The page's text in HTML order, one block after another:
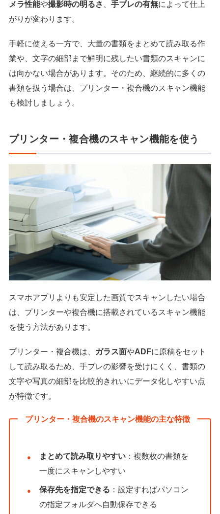
メラ性能や撮影時の明るさ 手ブレの有無によって仕上
がりが変わります。
手軽に使える一方で、大量の書類をまとめて読み取る作
業や、文字の細部まで鮮明に残したい書類のスキャンに
は向かない場合があります。そのため、継続的に多くの
書類を扱う場合は、プリンター・複合機のスキャン機能
も検討しましょう。
プリンター・複合機のスキャン機能を使う
スマホアプリよりも安定した画質でスキャンしたい場合
は、プリンターや複合機に搭載されているスキャン機能
を使う方法があります。
プリンター・複合機は、 ガラス面やADFに原稿をセット
して読み取るため、手ブレの影響を受けにくく、書類の
文字や写真の細部を比較的きれいにデータ化しやすい点
が特徴です。
プリンター・複合機のスキャン機能の主な特徴
まとめて読み取りやすい：複数枚の書類を
一度にスキャンしやすい
保存先を指定できる ：設定すればパソコン
の指定フォルダへ自動保存できる